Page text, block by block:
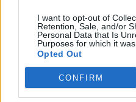
I want to opt-out of
Retention, Sale, and/or
Personal Data that Is
Purposes for which it was
Opted Out
CONFIRM
Ακολουθήστε το
μάθετε πρώτοιτα πιο
Ακολουθήστε το